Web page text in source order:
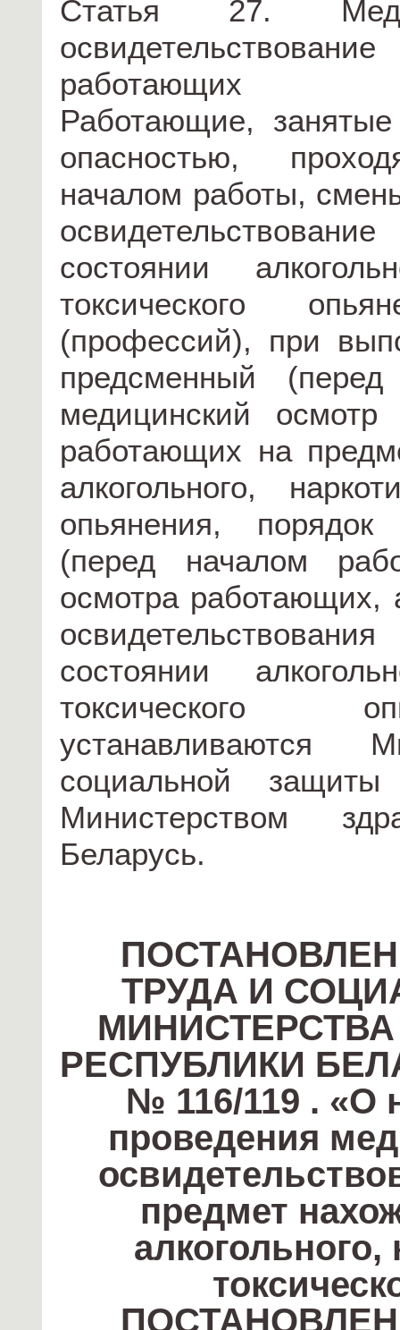
Статья 27.
работающих
Работающие,
опасностью,
началом работы,
состоянии
токсического
(профессий), при
предсменный
медицинский осмотр
работающих на
алкогольного,
опьянения, порядок
(перед началом
осмотра работающих,
состоянии
токсического
устанавливаются
социальной
Министерством
Беларусь.
ТРУДА И
РЕСПУБЛИКИ
№ 116/119 . «О
проведения
предмет
алкогольного,